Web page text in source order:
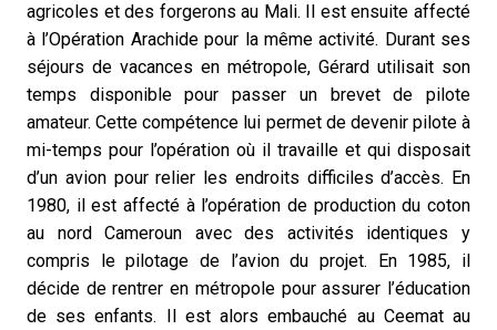
agricoles et des forgerons au Mali. Il est ensuite affecté
à l’Opération Arachide pour la même activité. Durant ses
séjours de vacances en métropole, Gérard utilisait son
temps disponible pour passer un brevet de pilote
amateur. Cette compétence lui permet de devenir pilote à
mi-temps pour l’opération où il travaille et qui disposait
d’un avion pour relier les endroits difficiles d’accès. En
1980, il est affecté à l’opération de production du coton
au nord Cameroun avec des activités identiques y
compris le pilotage de l’avion du projet. En 1985, il
décide de rentrer en métropole pour assurer l’éducation
de ses enfants. Il est alors embauché au Ceemat au